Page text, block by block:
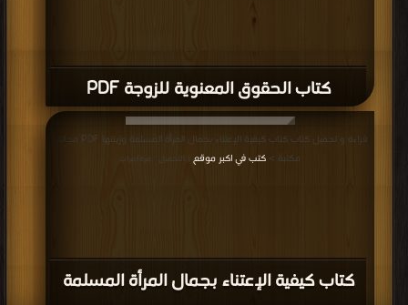
كتاب الحقوق المعنوية للزوجة PDF
كتاب كيفية الإعتناء بجمال المرأة المسلمة
قراءة و تحميل كتاب كتاب كيفية الإعتناء بجمال المرأة المسلمة وزينتها PDF مجانا |
مكتبة > كتب في اكبر موقع | التحميل : مرة/مرات